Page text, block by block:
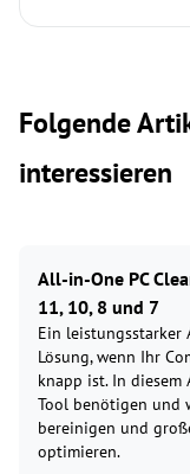
Folgende
interessieren
All-in-One PC
11, 10, 8 und 7
Ein leistungsstarker
Lösung, wenn Ihr
knapp ist. In diesem
Tool benötigen und
bereinigen und
optimieren.